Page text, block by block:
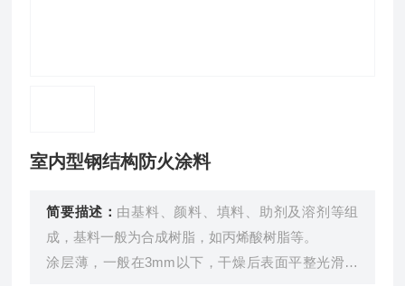
室内型钢结构防火涂料
简要描述： 由基料、颜料、填料、助剂及溶剂等组
成，基料一般为合成树脂，如丙烯酸树脂等。
涂层薄，一般在3mm以下，干燥后表面平整光滑，